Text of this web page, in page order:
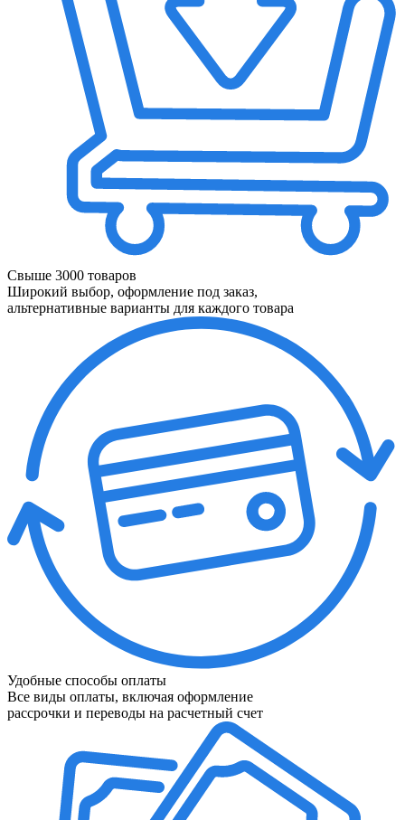
Свыше 3000 товаров
Широкий выбор, оформление под заказ,
альтернативные варианты для каждого товара
Удобные способы оплаты
Все виды оплаты, включая оформление
рассрочки и переводы на расчетный счет